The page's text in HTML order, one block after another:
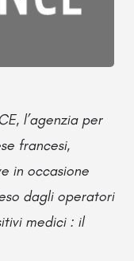
l’agenzia per
francesi,
in occasione
dagli operatori
medici : il